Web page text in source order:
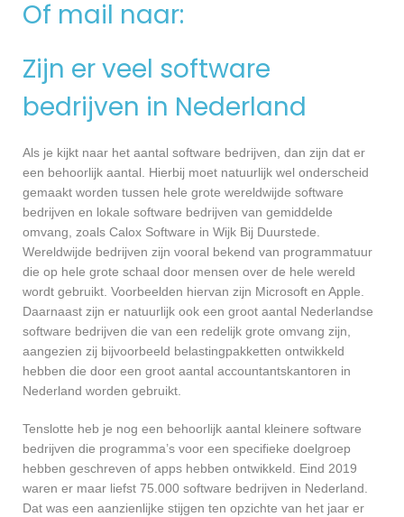
Of mail naar:
Zijn er veel software
bedrijven in Nederland
Als je kijkt naar het aantal software bedrijven, dan zijn dat er
een behoorlijk aantal. Hierbij moet natuurlijk wel onderscheid
gemaakt worden tussen hele grote wereldwijde software
bedrijven en lokale software bedrijven van gemiddelde
omvang, zoals Calox Software in Wijk Bij Duurstede.
Wereldwijde bedrijven zijn vooral bekend van programmatuur
die op hele grote schaal door mensen over de hele wereld
wordt gebruikt. Voorbeelden hiervan zijn Microsoft en Apple.
Daarnaast zijn er natuurlijk ook een groot aantal Nederlandse
software bedrijven die van een redelijk grote omvang zijn,
aangezien zij bijvoorbeeld belastingpakketten ontwikkeld
hebben die door een groot aantal accountantskantoren in
Nederland worden gebruikt.
Tenslotte heb je nog een behoorlijk aantal kleinere software
bedrijven die programma’s voor een specifieke doelgroep
hebben geschreven of apps hebben ontwikkeld. Eind 2019
waren er maar liefst 75.000 software bedrijven in Nederland.
Dat was een aanzienlijke stijgen ten opzichte van het jaar er